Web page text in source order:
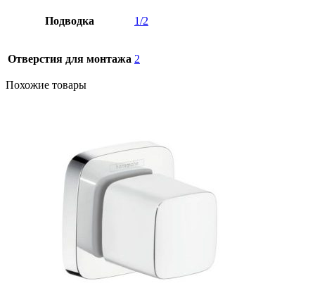
Подводка 1/2
Отверстия для монтажа 2
Похожие товары